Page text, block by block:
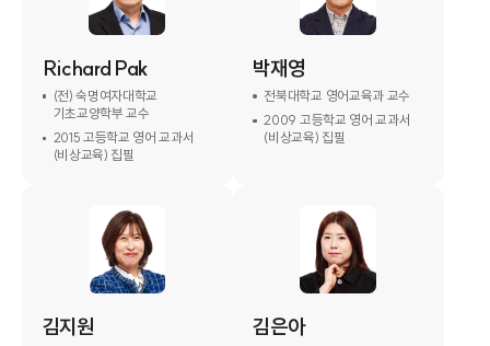
Richard Pak
(전) 숙명여자대학교
기초교양학부 교수
2015 고등학교 영어 교과서
(비상교육) 집필
박재영
전북대학교 영어교육과 교수
2009 고등학교 영어 교과서
(비상교육) 집필
김지원 김은아